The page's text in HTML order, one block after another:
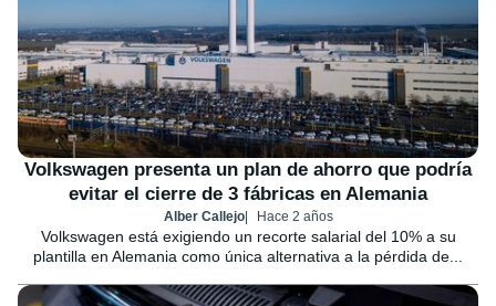
Volkswagen presenta un plan de ahorro que podría
evitar el cierre de 3 fábricas en Alemania
Alber Callejo Hace 2 años
Volkswagen está exigiendo un recorte salarial del 10% a su
plantilla en Alemania como única alternativa a la pérdida de...